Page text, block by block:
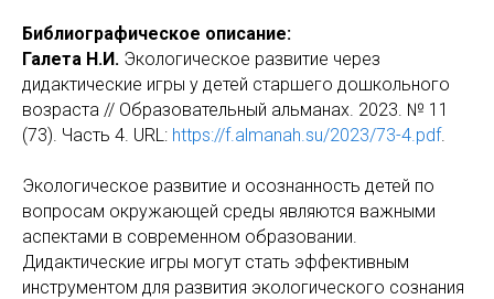
Библиографическое описание:
Галета Н.И. Экологическое развитие через
дидактические игры у детей старшего дошкольного
возраста // Образовательный альманах. 2023. № 11
(73). Часть 4. URL: https://f.almanah.su/2023/73-4.pdf.
Экологическое развитие и осознанность детей по
вопросам окружающей среды являются важными
аспектами в современном образовании.
Дидактические игры могут стать эффективным
инструментом для развития экологического сознания